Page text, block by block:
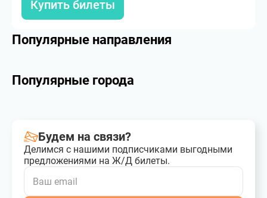
Купить билеты
Популярные направления
Популярные города
Будем на связи?
Делимся с нашими подписчиками выгодными
предложениями на Ж/Д билеты.